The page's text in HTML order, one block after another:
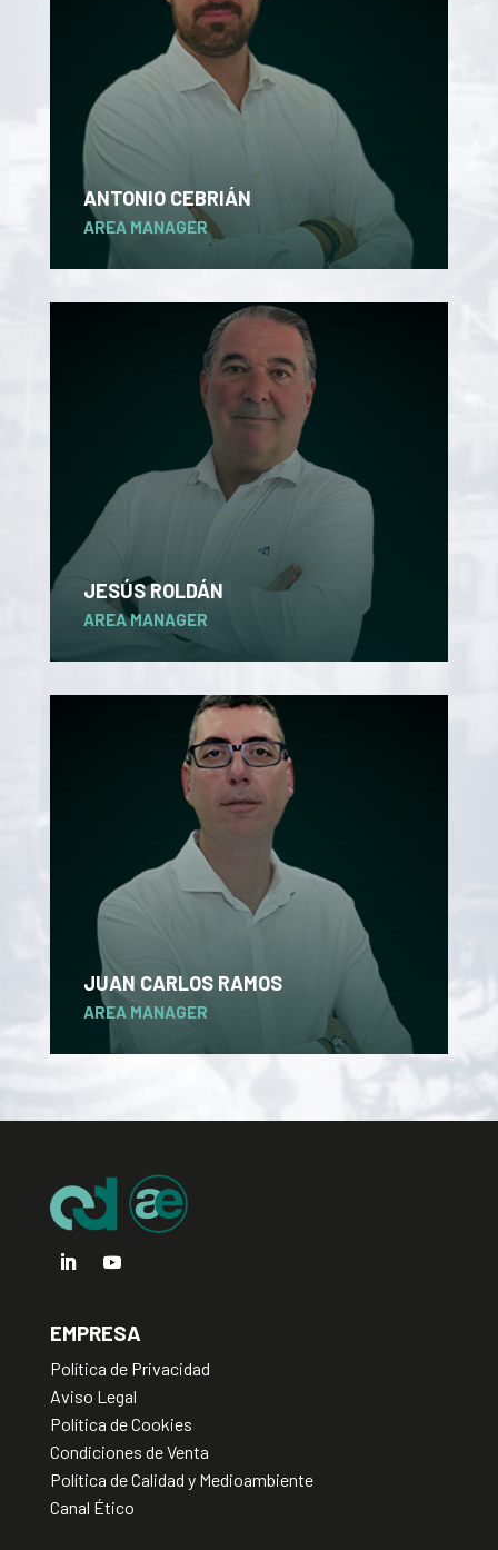
ANTONIO CEBRIÁN
AREA MANAGER
JESÚS ROLDÁN
AREA MANAGER
JUAN CARLOS RAMOS
AREA MANAGER
EMPRESA
Política de Privacidad
Aviso Legal
Política de Cookies
Condiciones de Venta
Política de Calidad y Medioambiente
Canal Ético